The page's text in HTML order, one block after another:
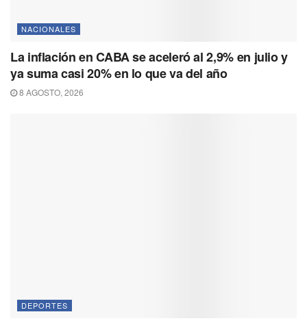
NACIONALES
La inflación en CABA se aceleró al 2,9% en julio y
ya suma casi 20% en lo que va del año
8 AGOSTO, 2026
DEPORTES